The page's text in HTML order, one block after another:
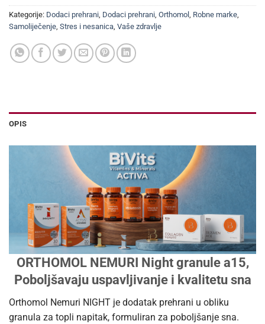
Kategorije: Dodaci prehrani, Dodaci prehrani, Orthomol , Robne marke,
Samoliječenje, Stres i nesanica, Vaše zdravlje
OPIS
ORTHOMOL NEMURI Night granule a15,
Poboljšavaju uspavljivanje i kvalitetu sna
Orthomol Nemuri NIGHT je dodatak prehrani u obliku
granula za topli napitak, formuliran za poboljšanje sna.